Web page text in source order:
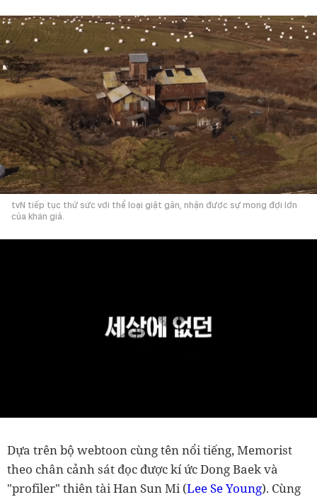
tvN tiếp tục thử sức với thể loại giật gân, nhận được sự mong đợi lớn
của khán giả.
Dựa trên bộ webtoon cùng tên nổi tiếng, Memorist
theo chân cảnh sát đọc được kí ức Dong Baek và
"profiler" thiên tài Han Sun Mi (Lee Se Young). Cùng